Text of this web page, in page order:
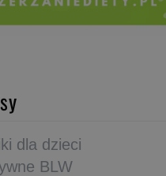
dla dzieci
BLW